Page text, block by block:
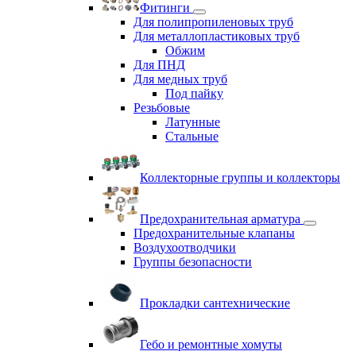
Фитинги
Для полипропиленовых труб
Для металлопластиковых труб
Обжим
Для ПНД
Для медных труб
Под пайку
Резьбовые
Латунные
Cтальные
Коллекторные группы и коллекторы
Предохранительная арматура
Предохранительные клапаны
Воздухоотводчики
Группы безопасности
Прокладки сантехнические
Гебо и ремонтные хомуты